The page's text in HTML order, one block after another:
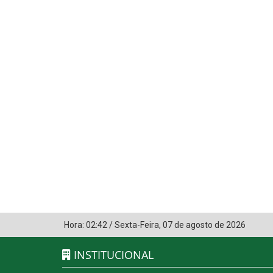
Hora: 02:42/Sexta-Feira, 07 de agosto de 2026
INSTITUCIONAL